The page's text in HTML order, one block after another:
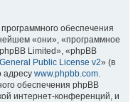
обеспечения
«они», «программное
Limited», «phpBB
Public License v2» (в
адресу www.phpbb.com.
обеспечения phpBB
интернет-конференций, и